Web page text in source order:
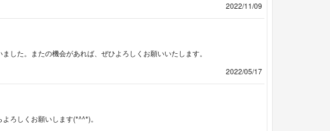
2022/11/09
した。またの機会があれば、ぜひよろしくお願いいたします。
2022/05/17
ろしくお願いします(*^^*)。